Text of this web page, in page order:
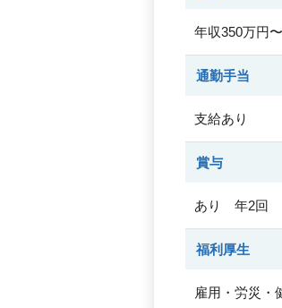
年収350万円
通勤手当
支給あり
賞与
あり 年2回
福利厚生
雇用・労災・